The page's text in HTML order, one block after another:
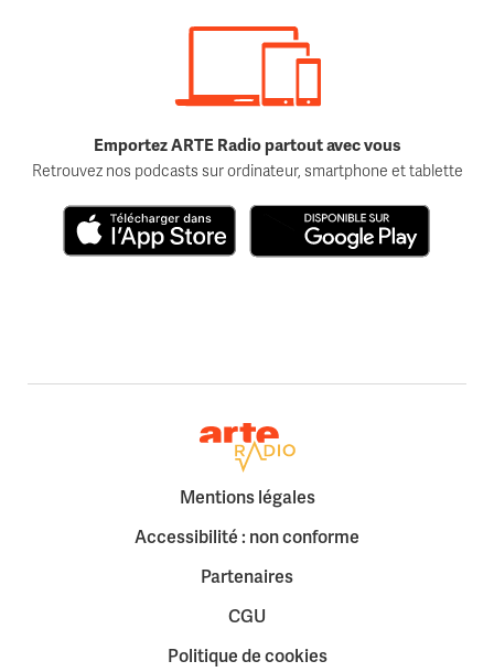
Emportez ARTE Radio partout avec vous
Retrouvez nos podcasts sur ordinateur, smartphone et tablette
Retour à la page d'accueil
Mentions légales
Accessibilité : non conforme
Partenaires
CGU
Politique de cookies